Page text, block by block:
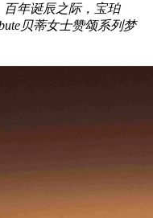
百年诞辰之际，宝珀
贝蒂女士赞颂系列梦